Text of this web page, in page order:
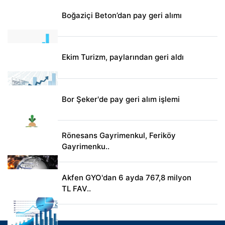
Boğaziçi Beton’dan pay geri alımı
Ekim Turizm, paylarından geri aldı
Bor Şeker'de pay geri alım işlemi
Rönesans Gayrimenkul, Feriköy
Gayrimenku..
Akfen GYO'dan 6 ayda 767,8 milyon
TL FAV..